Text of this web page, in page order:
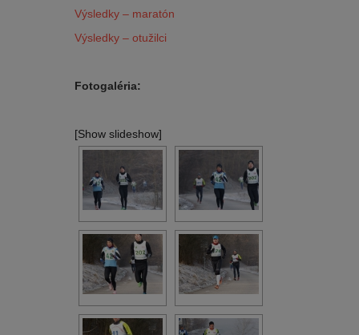
Výsledky – maratón
Výsledky – otužilci
Fotogaléria:
[Show slideshow]